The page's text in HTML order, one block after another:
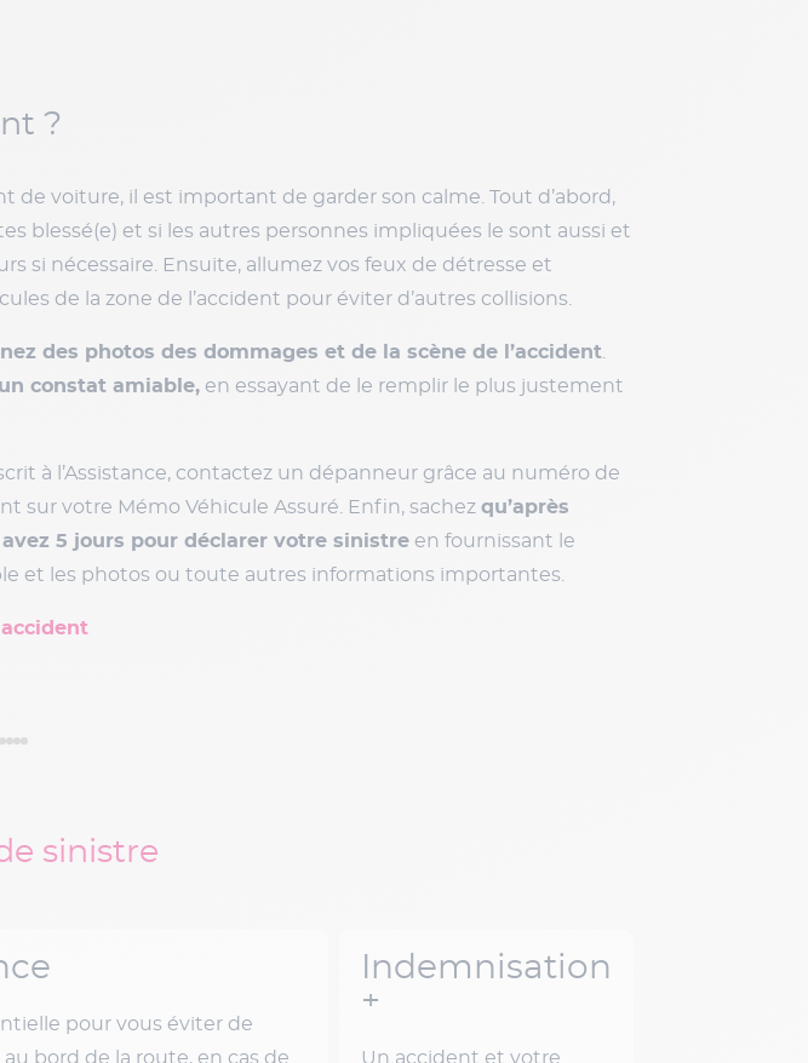
en feu ?
quittez le véhicule immédiatement et éloignez-vous le
. Allez dans un endroit sûr, loin du feu et de la fumée. Puis,
et indiquez-leur l’emplacement exact de votre voiture et si
coincées à l’intérieur.Ne prenez aucun risque, surtout si le
aucun risque : si le feu est trop important ou si vous ne vous
maîtrisé , ne retournez pas dans le véhicule, même si les
éteintes, car des poches de feu ou des gaz dangereux
l’incendie,
sinistre
pour vous éviter de
bord de la route, en cas de
Indemnisation
+
Un accident et votre